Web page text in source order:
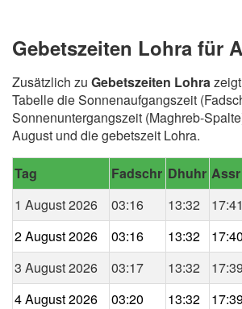
Gebetszeiten Lohra für
Zusätzlich zu Gebetszeiten Lohra
Tabelle die Sonnenaufgangszeit
Sonnenuntergangszeit (Maghreb-
August und die gebetszeit Lohra.
Tag Fadschr Dhuhr Assr
1 August 2026
03:16 13:32 17:41
2 August 2026
03:16 13:32 17:40
3 August 2026
03:17 13:32 17:39
4 August 2026
03:20 13:32